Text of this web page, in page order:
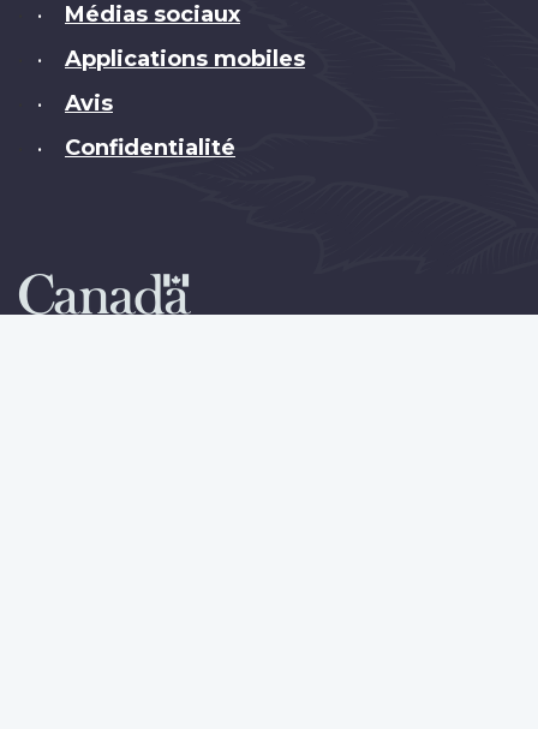
• Médias sociaux
• Applications mobiles
• Avis
• Confidentialité